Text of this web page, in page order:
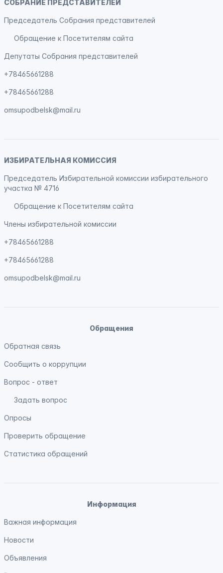
СОБРАНИЕ ПРЕДСТАВИТЕЛЕЙ
Председатель Собрания представителей
Обращение к Посетителям сайта
Депутаты Собрания представителей
+78465661288
+78465661288
omsupodbelsk@mail.ru
ИЗБИРАТЕЛЬНАЯ КОМИССИЯ
Председатель Избирательной комиссии избирательного
участка № 4716
Обращение к Посетителям сайта
Члены избирательной комиссии
+78465661288
+78465661288
omsupodbelsk@mail.ru
Обращения
Обратная связь
Сообщить о коррупции
Вопрос - ответ
Задать вопрос
Опросы
Проверить обращение
Статистика обращений
Информация
Важная информация
Новости
Объявления